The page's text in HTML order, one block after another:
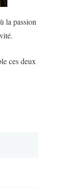
la passion
ces deux